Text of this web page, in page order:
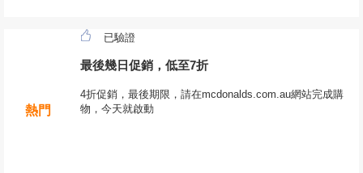
熱門
已驗證
最後幾日促銷，低至7折
4折促銷，最後期限，請在mcdonalds.com.au網站完成購
物，今天就啟動